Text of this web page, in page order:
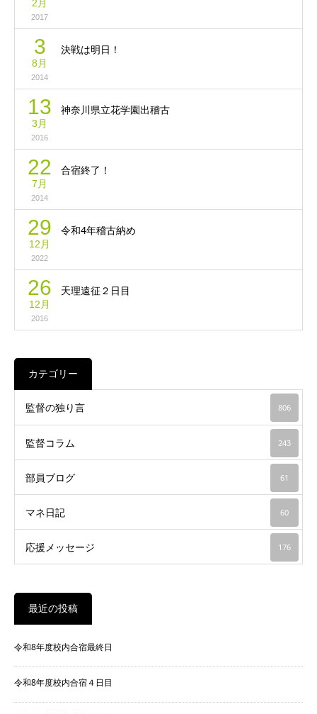
2月
2017
3
8月
2014
決戦は明日！
13
3月
2016
神奈川県立花学園出稽古
22
7月
2014
合宿終了！
29
12月
2022
令和4年稽古納め
26
12月
2016
天理遠征２日目
カテゴリー
監督の独り言 806
監督コラム 243
部員ブログ 61
マネ日記 60
応援メッセージ 176
最近の投稿
令和8年度校内合宿最終日
令和8年度校内合宿４日目